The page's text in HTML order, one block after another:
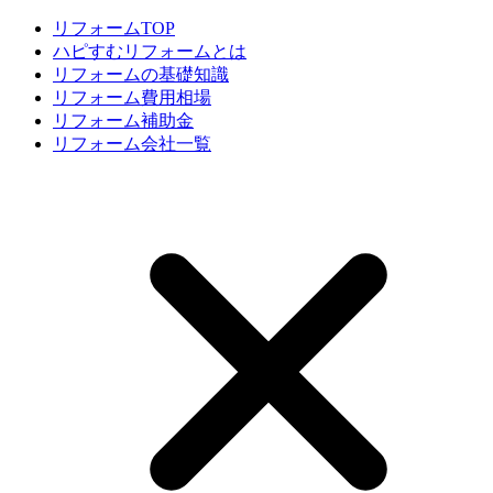
リフォームTOP
ハピすむリフォームとは
リフォームの基礎知識
リフォーム費用相場
リフォーム補助金
リフォーム会社一覧